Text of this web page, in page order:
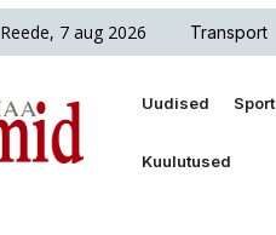
Reede, 7 aug 2026 Transport
Uudised Sport
Kuulutused